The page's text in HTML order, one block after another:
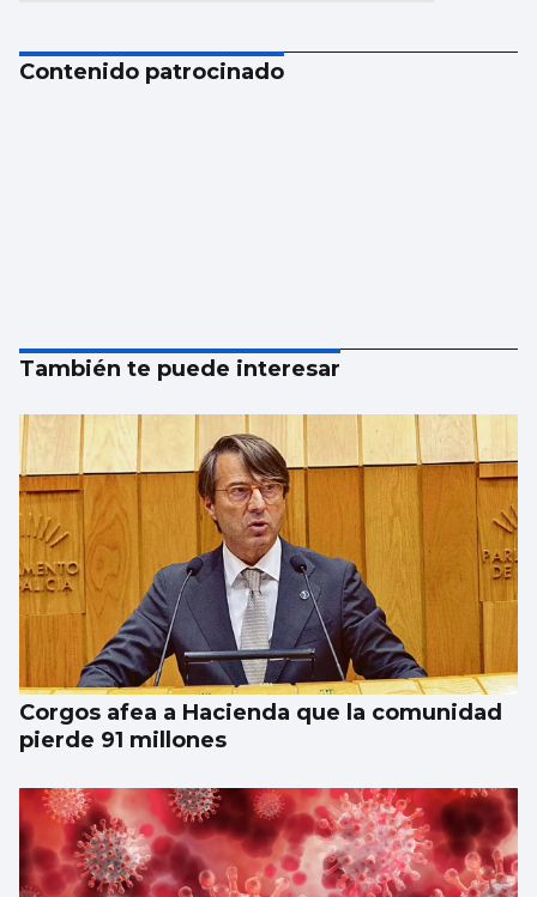
Contenido patrocinado
También te puede interesar
Corgos afea a Hacienda que la comunidad
pierde 91 millones